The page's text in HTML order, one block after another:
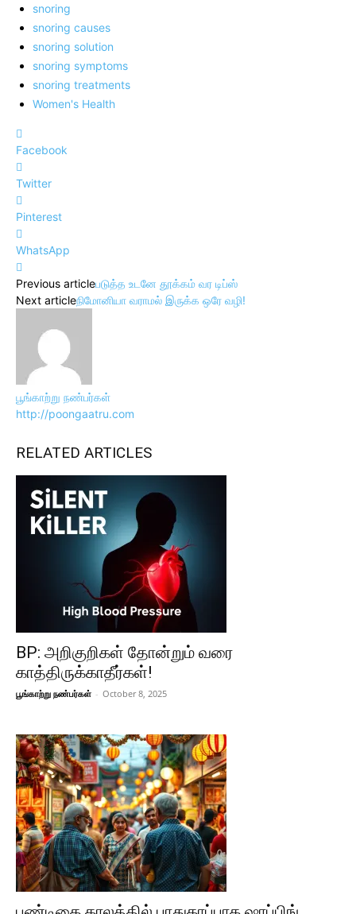
snoring
snoring causes
snoring solution
snoring symptoms
snoring treatments
Women's Health
Facebook
Twitter
Pinterest
WhatsApp
Previous articleபடுத்த உடனே தூக்கம் வர டிப்ஸ்
Next articleநிமோனியா வராமல் இருக்க ஒரே வழி!
பூங்காற்று நண்பர்கள்
http://poongaatru.com
RELATED ARTICLES
BP: அறிகுறிகள் தோன்றும் வரை
காத்திருக்காதீர்கள்!
பூங்காற்று நண்பர்கள் - October 8, 2025